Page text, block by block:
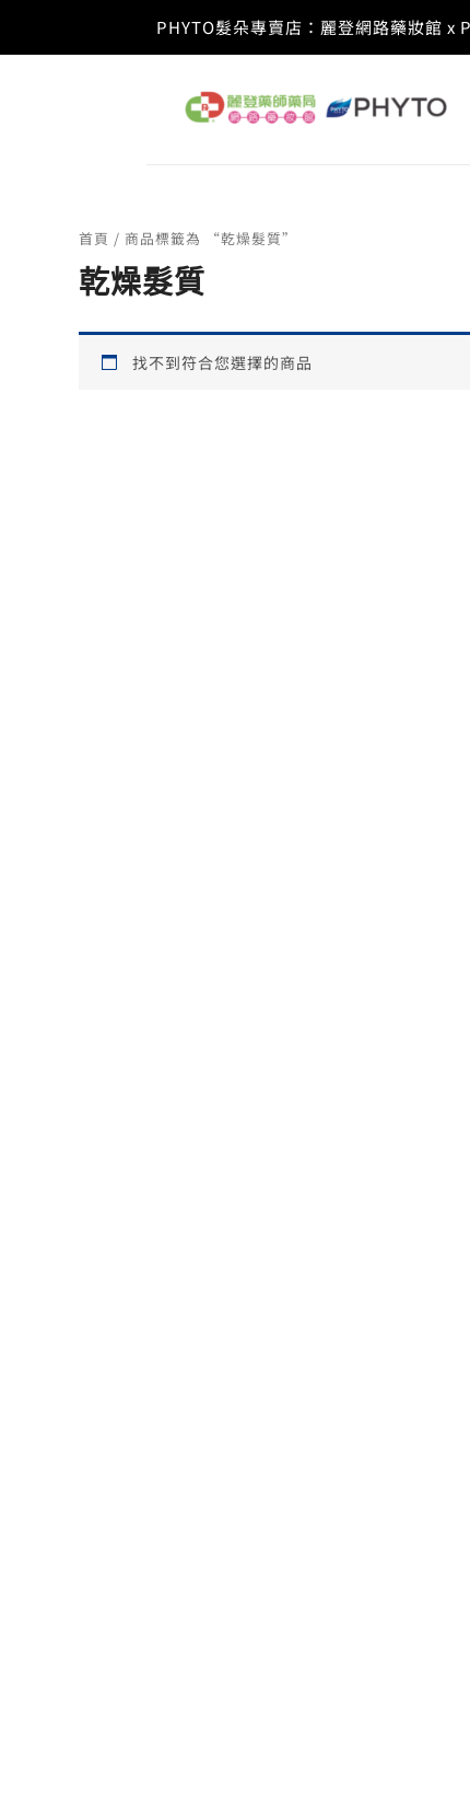
主
PHYTO髮朵專賣店：麗登網路藥妝館 x
首頁 / 商品標籤為 “乾燥髮質”
乾燥髮質
找不到符合您選擇的商品